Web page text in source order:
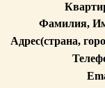
Фамилия,
Адрес(страна,